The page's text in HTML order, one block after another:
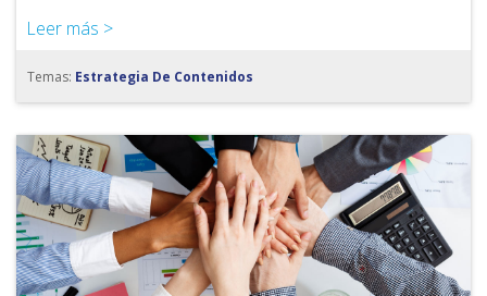
Leer más >
Temas: Estrategia De Contenidos